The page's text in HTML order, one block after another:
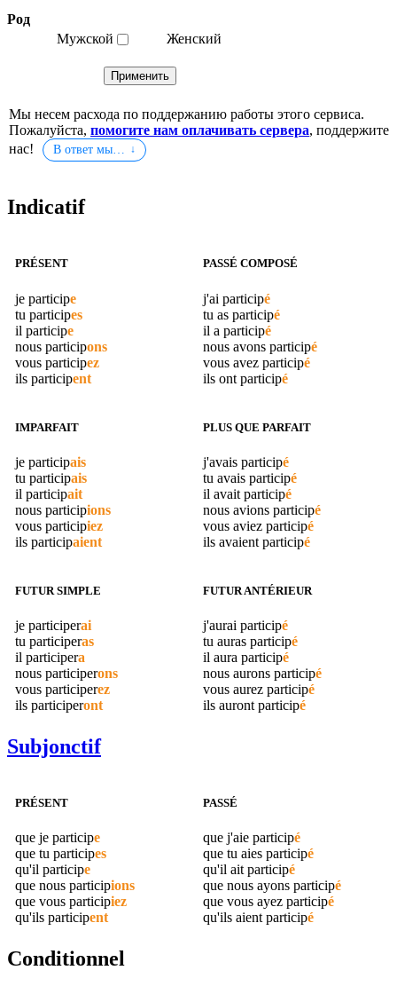
Род
Мужской
Женский
Мы несем расхода по поддержанию работы этого сервиса.
Пожалуйста, помогите нам оплачивать сервера, поддержите
нас!
В ответ мы…
Indicatif
PRÉSENT
je participe
tu participes
il participe
nous participons
vous participez
ils participent
PASSÉ COMPOSÉ
j'ai participé
tu as participé
il a participé
nous avons participé
vous avez participé
ils ont participé
IMPARFAIT
je participais
tu participais
il participait
nous participions
vous participiez
ils participaient
PLUS QUE PARFAIT
j'avais participé
tu avais participé
il avait participé
nous avions participé
vous aviez participé
ils avaient participé
FUTUR SIMPLE
je participerai
tu participeras
il participera
nous participerons
vous participerez
ils participeront
FUTUR ANTÉRIEUR
j'aurai participé
tu auras participé
il aura participé
nous aurons participé
vous aurez participé
ils auront participé
Subjonctif
PRÉSENT
que je participe
que tu participes
qu'il participe
que nous participions
que vous participiez
qu'ils participent
PASSÉ
que j'aie participé
que tu aies participé
qu'il aitparticipé
que nous ayons participé
que vous ayez participé
qu'ils aientparticipé
Conditionnel